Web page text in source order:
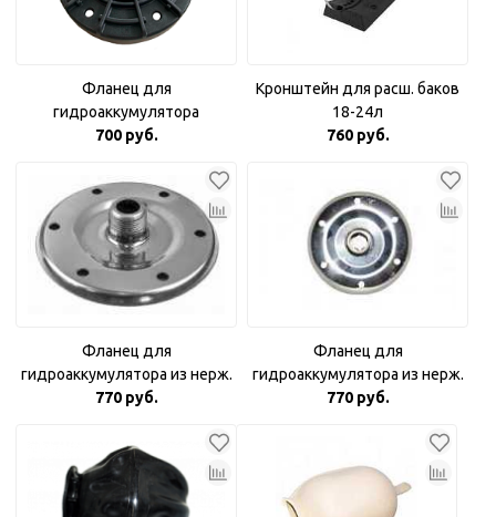
Фланец для
гидроаккумулятора
пластиковый 1"
700 руб.
Кронштейн для расш. баков
18-24л
760 руб.
Фланец для
гидроаккумулятора из нерж.
стали 3/4"
770 руб.
Фланец для
гидроаккумулятора из нерж.
стали 1"
770 руб.